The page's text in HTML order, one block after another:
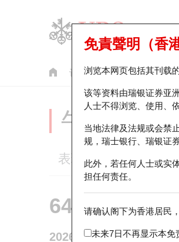
认股证 牛熊证 美股指
免責聲明（香港
浏览本网页包括其刊载
该等资料由瑞银证券亚
人士不得浏览、使用、
当地法律及法规或会禁
规，瑞士银行、瑞银证
此外，若任何人士或实
担任何责任。
请确认阁下为香港居民
未来7日不再显示本免
牛熊证分
表现 街货统计
64761 瑞银
2026-08-06 相关资产价